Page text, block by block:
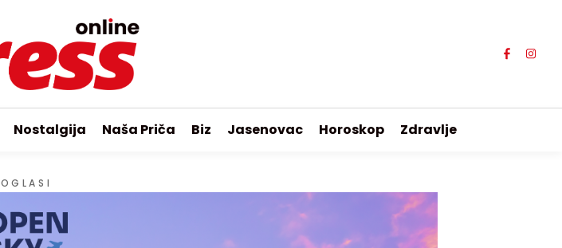
Nostalgija Naša Priča Biz Jasenovac Horoskop Zdravlje
OGLASI